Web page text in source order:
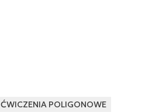
ĆWICZENIA POLIGONOWE